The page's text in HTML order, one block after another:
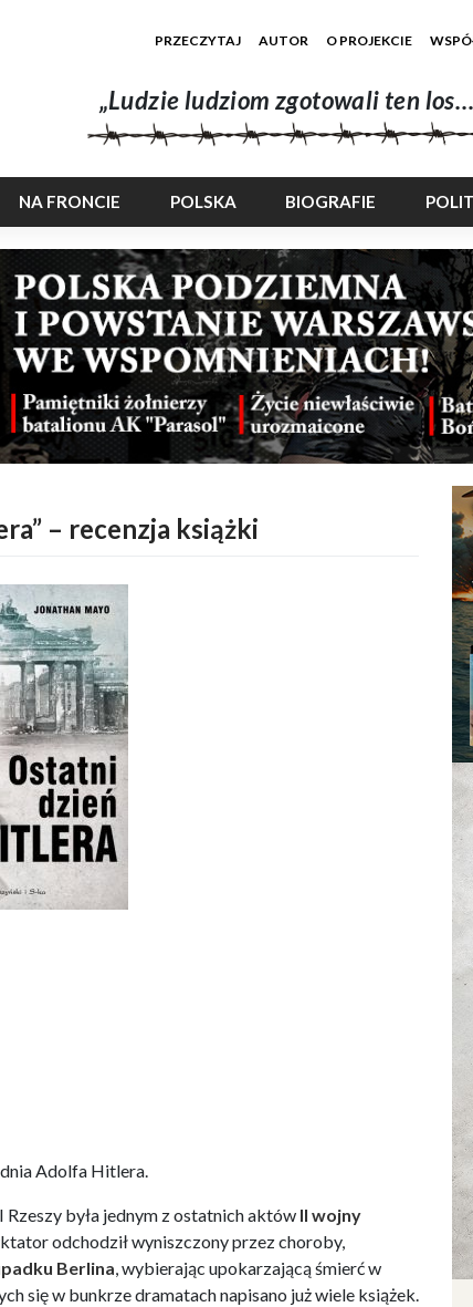
PRZECZYTAJ AUTOR O PROJEKCIE
„Ludzie ludziom zgotowali ten
NA FRONCIE POLSKA BIOGRAFIE
– recenzja książki
Adolfa Hitlera.
była jednym z ostatnich aktów II wojny
odchodził wyniszczony przez choroby,
Berlina, wybierając upokarzającą śmierć w
się w bunkrze dramatach napisano już wiele książek.